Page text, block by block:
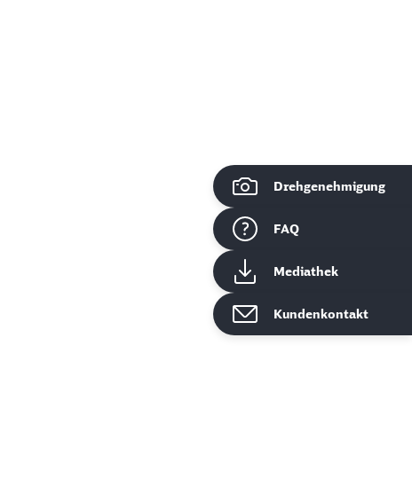
Drehgenehmigung
FAQ
Mediathek
Kundenkontakt